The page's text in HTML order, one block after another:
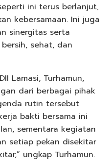
ini terus berlanjut,
kebersamaan. Ini juga
sinergitas serta
sehat, dan
Lamasi, Turhamun,
dari berbagai pihak
rutin tersebut
bakti bersama ini
sementara kegiatan
setiap pekan disekitar
ungkap Turhamun.